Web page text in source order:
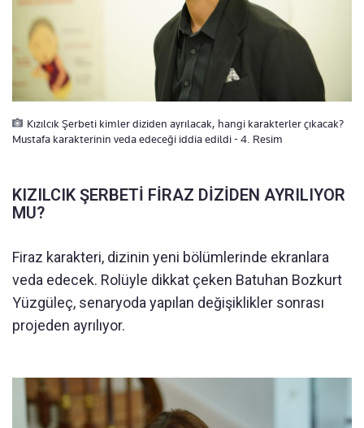
Kızılcık Şerbeti kimler diziden ayrılacak, hangi karakterler çıkacak?
Mustafa karakterinin veda edeceği iddia edildi - 4. Resim
KIZILCIK ŞERBETİ FİRAZ DİZİDEN AYRILIYOR
MU?
Firaz karakteri, dizinin yeni bölümlerinde ekranlara
veda edecek. Rolüyle dikkat çeken Batuhan Bozkurt
Yüzgüleç, senaryoda yapılan değişiklikler sonrası
projeden ayrılıyor.